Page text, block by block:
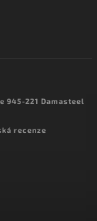
945-221 Damasteel
recenze